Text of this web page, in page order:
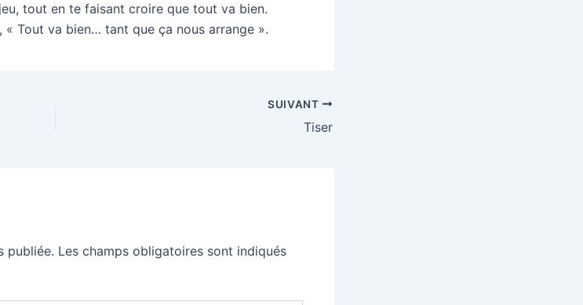
tout en te faisant croire que tout va bien.
« Tout va bien… tant que ça nous arrange ».
SUIVANT
Tiser
publiée. Les champs obligatoires sont indiqués